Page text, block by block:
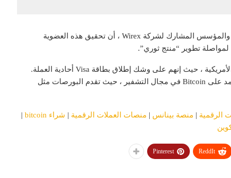
علاوة على ذلك ، يعتقد بافيل ماتفييف ، الرئيس التنفيذي والمؤسس المشارك لشركة Wirex ، أن تحقيق هذه العضوية
تعمل Wirex أيضًا على تمهيد الطريق للهبوط في السوق الأمريكية ، حيث إنهم على وشك إطلاق بطاقة Visa أحادية العملة.
ومع ذلك ، فإن Wirex ليس الوحيد الذي يقدم بطاقات تعتمد على Bitcoin في مجال التشفير ، حيث تقدم البورصات مثل
الرقمية | منصة بينانس | منصات العملات الرقمية | شراء bitcoin
|
ReddIt
Pinterest